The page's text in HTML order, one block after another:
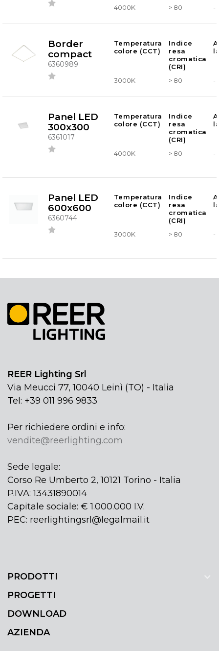
4000K > 80 -
Border
compact
6360989
Temperatura
colore (CCT)
Indice
resa
cromatica
(CRI)
3000K > 80 -
Panel LED
300x300
6361017
Temperatura
colore (CCT)
Indice
resa
cromatica
(CRI)
4000K > 80 -
Panel LED
600x600
6360744
Temperatura
colore (CCT)
Indice
resa
cromatica
(CRI)
3000K > 80 -
REER Lighting Srl
Via Meucci 77, 10040 Leinì (TO) - Italia
Tel: +39 011 996 9833
Per richiedere ordini e info:
vendite@reerlighting.com
Sede legale:
Corso Re Umberto 2, 10121 Torino - Italia
P.IVA: 13431890014
Capitale sociale: € 1.000.000 I.V.
PEC: reerlightingsrl@legalmail.it
PRODOTTI
PROGETTI
DOWNLOAD
AZIENDA